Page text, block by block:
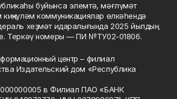
буйынса элемтә, мәғлүмәт
коммуникациялар өлкәһендә
хеҙмәт идаралығында 2025 йылдың
Теркәү номеры — ПИ №ТУ02-01806.
центр – филиал
Издательский дом «Республика
в Филиал ПАО «БАНК